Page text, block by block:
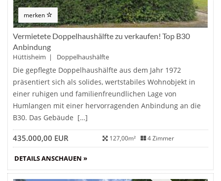
merken
Vermietete Doppelhaushälfte zu verkaufen! Top B30
Anbindung
Hüttisheim | Doppelhaushälfte
Die gepflegte Doppelhaushälfte aus dem Jahr 1972
präsentiert sich als solides, wertstabiles Wohnobjekt in
einer ruhigen und familienfreundlichen Lage von
Humlangen mit einer hervorragenden Anbindung an die
B30. Das Gebäude […]
435.000,00 EUR 127,00m² 4 Zimmer
DETAILS ANSCHAUEN »